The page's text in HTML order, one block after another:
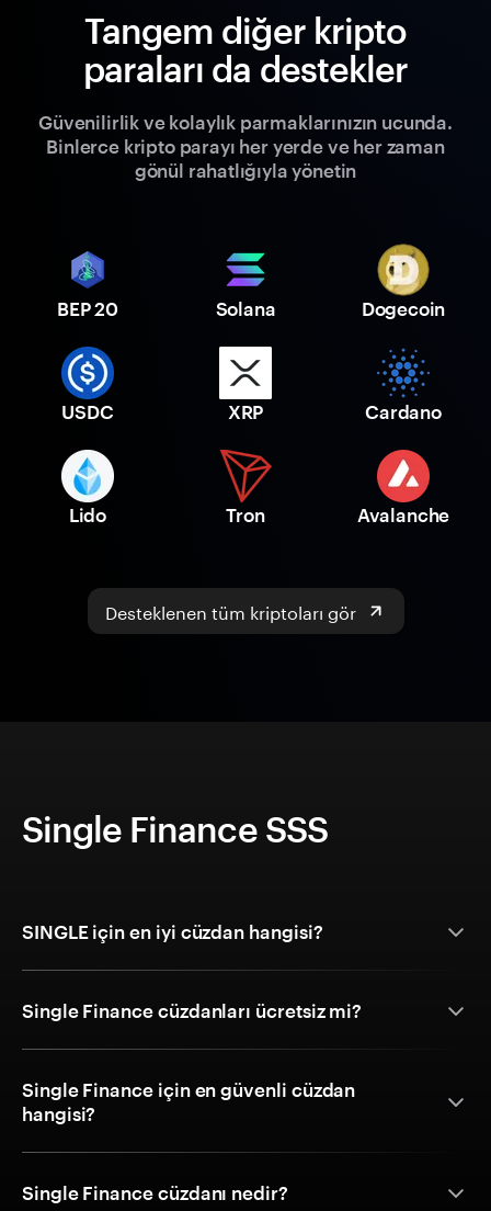
Tangem diğer kripto
paraları da destekler
Güvenilirlik ve kolaylık parmaklarınızın ucunda.
Binlerce kripto parayı her yerde ve her zaman
gönül rahatlığıyla yönetin
BEP 20 Solana Dogecoin
USDC XRP Cardano
Lido Tron Avalanche
Desteklenen tüm kriptoları gör
Single Finance SSS
SINGLE için en iyi cüzdan hangisi?
Single Finance cüzdanları ücretsiz mi?
Single Finance için en güvenli cüzdan
hangisi?
Single Finance cüzdanı nedir?